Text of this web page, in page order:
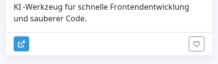
KI -Werkzeug für schnelle Frontendentwicklung
und sauberer Code.